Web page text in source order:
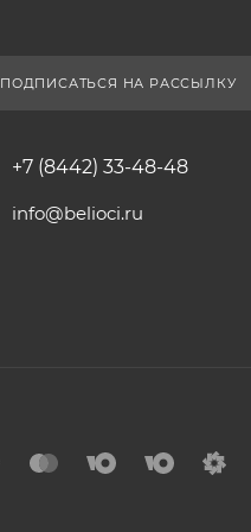
ПОДПИСАТЬСЯ НА РАССЫЛКУ
+7 (8442) 33-48-48
info@belioci.ru